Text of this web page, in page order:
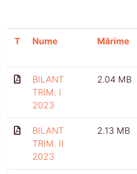
T Nume Mărime
BILANT
TRIM. I
2023
2.04 MB
BILANT
TRIM. II
2023
2.13 MB